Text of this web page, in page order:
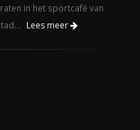
in het sportcafé van
Lees meer